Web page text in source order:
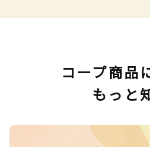
コープ商品
もっと